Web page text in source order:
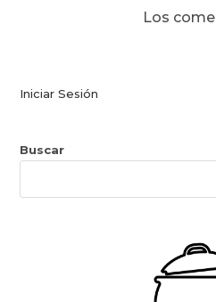
Los
Iniciar Sesión
Buscar